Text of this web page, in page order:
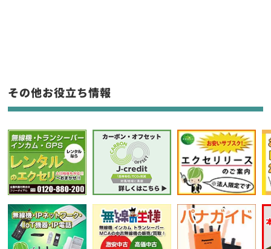
フリーワード入力(製品名等)
選択条件をリセット
その他お役立ち情報